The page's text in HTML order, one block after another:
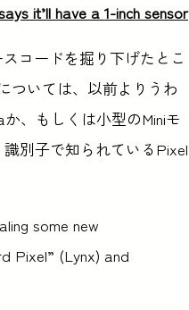
it’ll have a 1-inch sensor
コードを掘り下げたとこ
ついては、以前よりうわ
、もしくは小型のMiniモ
別子で知られているPixel
some new
Pixel” (Lynx) and